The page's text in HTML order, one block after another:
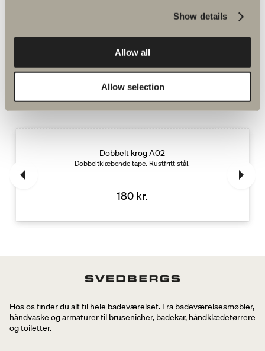
Show details
Allow all
Allow selection
Dobbelt krog A02
Dobbeltklæbende tape. Rustfritt stål.
180 kr.
Hos os finder du alt til hele badeværelset. Fra badeværelsesmøbler,
håndvaske og armaturer til brusenicher, badekar, håndklædetørrere
og toiletter.